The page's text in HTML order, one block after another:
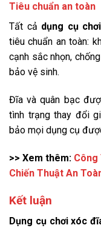
Tiêu chuẩn an toàn
Tất cả dụng cụ
tiêu chuẩn an toàn:
cạnh sắc nhọn,
bảo vệ sinh.
Đĩa và quân bạc
tình trạng thay đổi
bảo mọi dụng cụ
>> Xem thêm: Công
Chiến Thuật An
Kết luận
Dụng cụ chơi xóc